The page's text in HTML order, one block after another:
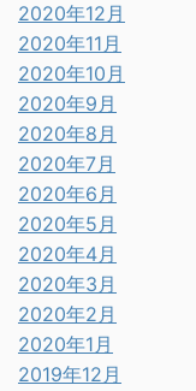
2020年12月
2020年11月
2020年10月
2020年9月
2020年8月
2020年7月
2020年6月
2020年5月
2020年4月
2020年3月
2020年2月
2020年1月
2019年12月